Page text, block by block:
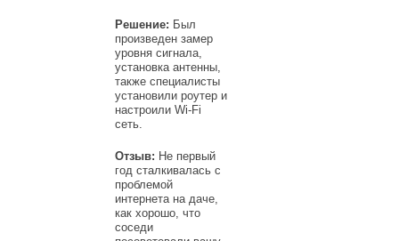
Решение: Был
произведен замер
уровня сигнала,
установка антенны,
также специалисты
установили роутер и
настроили Wi-Fi
сеть.
Отзыв: Не первый
год сталкивалась с
проблемой
интернета на даче,
как хорошо, что
соседи